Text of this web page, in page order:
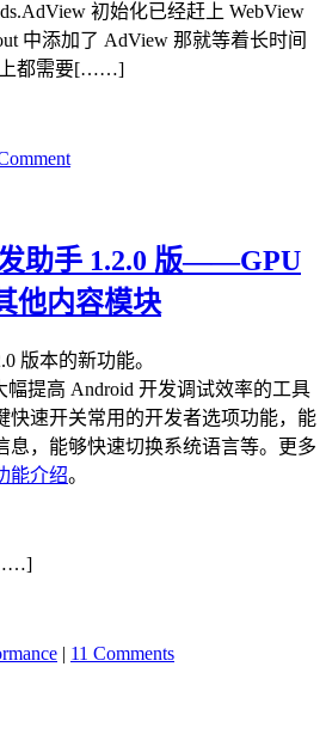
初始化已经赶上 WebView
中添加了 AdView 那就等着长时间
上都需要[……]
助手 1.2.0 版——GPU
他内容模块
版本的新功能。
幅提高 Android 开发调试效率的工具
快速开关常用的开发者选项功能，能
息，能够快速切换系统语言等。更多
能介绍。
| 11 Comments